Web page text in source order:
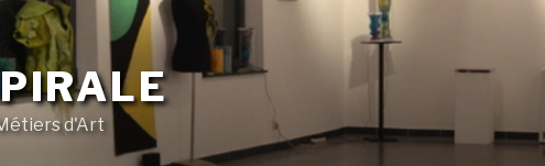
d'Art